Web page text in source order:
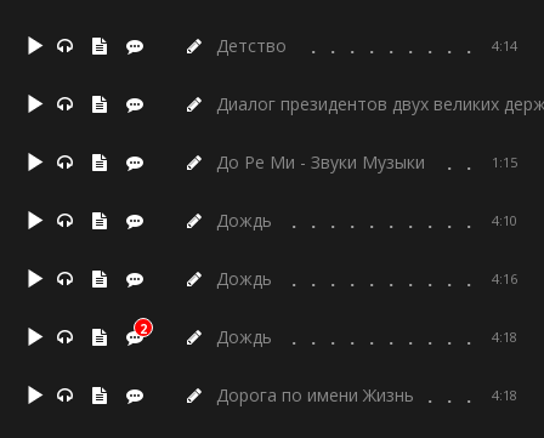
Детство 4:14
Диалог президентов двух великих
До Ре Ми - Звуки Музыки 1:15
Дождь 4:10
Дождь 4:16
2 Дождь 4:18
Дорога по имени Жизнь 4:18